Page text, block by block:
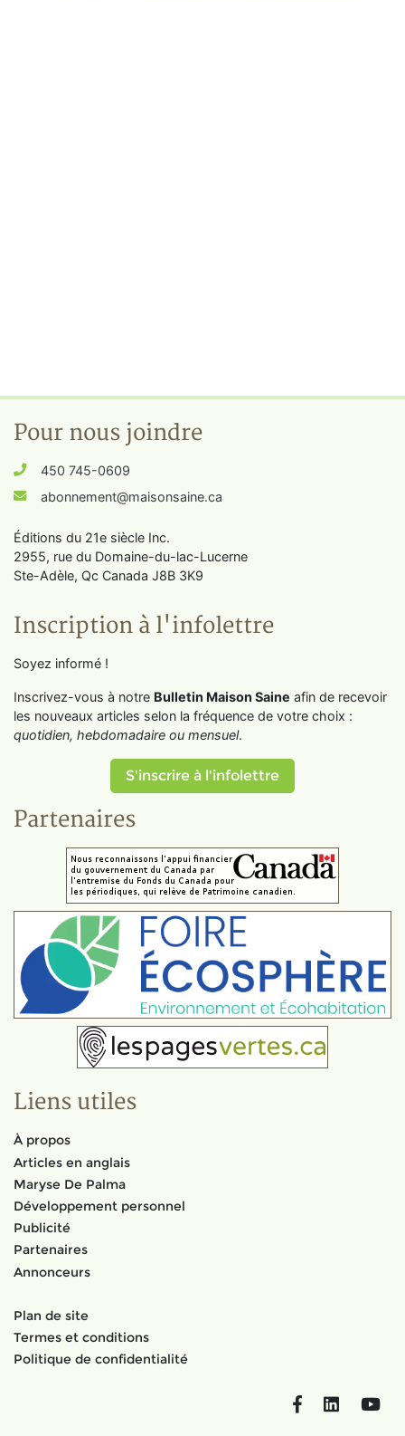
Pour nous joindre
450 745-0609
abonnement@maisonsaine.ca
Éditions du 21e siècle Inc.
2955, rue du Domaine-du-lac-Lucerne
Ste-Adèle, Qc Canada J8B 3K9
Inscription à l'infolettre
Soyez informé !
Inscrivez-vous à notre Bulletin Maison Saine afin de recevoir
les nouveaux articles selon la fréquence de votre choix :
quotidien, hebdomadaire ou mensuel.
S'inscrire à l'infolettre
Partenaires
Liens utiles
À propos
Articles en anglais
Maryse De Palma
Développement personnel
Publicité
Partenaires
Annonceurs
Plan de site
Termes et conditions
Politique de confidentialité
FacebookLinkedIn